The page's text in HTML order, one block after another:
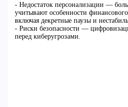
- Недостаток персонализации —
учитывают особенности
включая декретные паузы и
- Риски безопасности —
перед киберугрозами.